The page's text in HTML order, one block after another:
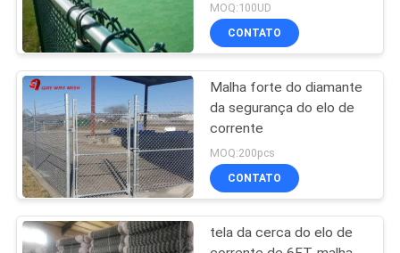
MOQ:100UD
CONTATO
Malha forte do diamante
da segurança do elo de
corrente
MOQ:200pcs
CONTATO
tela da cerca do elo de